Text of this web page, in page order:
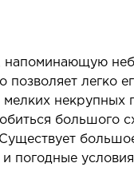
напоминающую
позволяет легко
большого
Существует
погодные